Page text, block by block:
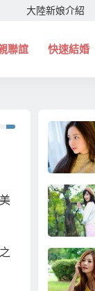
大陸新娘介紹
聯誼 快速結婚